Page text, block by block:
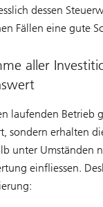
dessen
Fällen eine gute
aller
laufenden Betrieb
sondern erhalten
unter Umständen
einfliessen.